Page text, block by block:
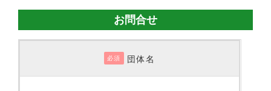
お問合せ
必須 団体名